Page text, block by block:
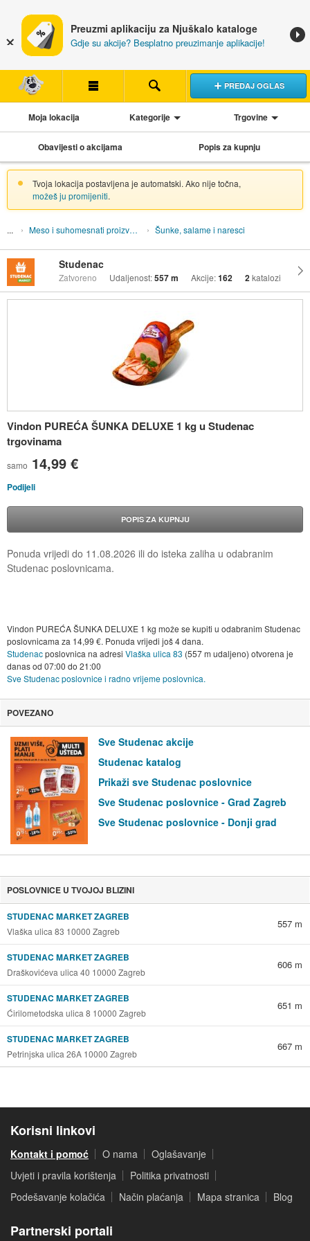
Preuzmi aplikaciju za Njuškalo kataloge
Gdje su akcije? Besplatno preuzimanje aplikacije!
PREDAJ OGLAS
Moja lokacija Kategorije Trgovine
Obavijesti o akcijama Popis za kupnju
Tvoja lokacija postavljena je automatski. Ako nije točna,
možeš ju promijeniti.
Meso i suhomesnati proizvodi Šunke, salame i naresci
Studenac
Zatvoreno Udaljenost:557 m Akcije:162 2katalozi
Vindon PUREĆA ŠUNKA DELUXE 1 kg u Studenac
trgovinama
samo 14,99 €
Podijeli
POPIS ZA KUPNJU
Ponuda vrijedi do 11.08.2026 ili do isteka zaliha u odabranim
Studenac poslovnicama.
Vindon PUREĆA ŠUNKA DELUXE 1 kg može se kupiti u odabranim Studenac
poslovnicama za 14,99 €. Ponuda vrijedi još 4 dana.
Studenacposlovnica na adresi Vlaška ulica 83 (557 m udaljeno) otvorena je
danas od 07:00 do 21:00
Sve Studenac poslovnice i radno vrijeme poslovnica.
POVEZANO
Sve Studenac akcije
Studenac katalog
Prikaži sve Studenac poslovnice
Sve Studenac poslovnice - Grad Zagreb
Sve Studenac poslovnice - Donji grad
POSLOVNICE U TVOJOJ BLIZINI
STUDENAC MARKET ZAGREB
Vlaška ulica 83 10000 Zagreb
557 m
STUDENAC MARKET ZAGREB
Draškovićeva ulica 40 10000 Zagreb
606 m
STUDENAC MARKET ZAGREB
Ćirilometodska ulica 8 10000 Zagreb
651 m
STUDENAC MARKET ZAGREB
Petrinjska ulica 26A 10000 Zagreb
667 m
Korisni linkovi
Kontakt i pomoć O nama
Oglašavanje
Uvjeti i pravila korištenja
Politika privatnosti
Podešavanje kolačića
Način plaćanja Mapa stranica Blog
Partnerski portali